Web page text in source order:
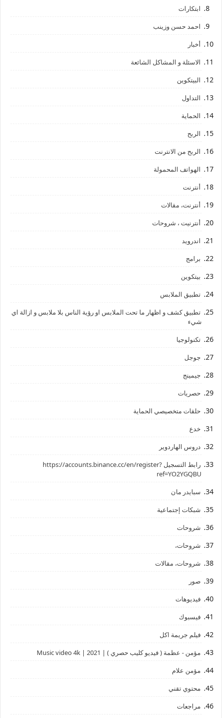
ابتكارات
احمد حسن وزينب
أخبار
الاسئلة و المشاكل الشائعة
البيتكوين
التداول
الحماية
الربح
الربح من الانترنت
الهواتف المحمولة
أنترنت
أنترنت، مقالات
أنترنيت ، شروحات
اندرويد
برامج
بيتكوين
تطبيق الملابس
تطبيق كشف و اظهار ما تحت الملابس او رؤية الناس بلا ملابس و ازالة اي
شيء
تكنولوجيا
جوجل
جيمينج
حصريات
حلقات متخصيصي الحماية
خدع
دروس الهاردوير
رابط ‏التسجيل ‏https://accounts.binance.cc/en/register?
ref=YO2YGQBU ‏
سبايدر مان
شبكات إجتماعية
شروحات
شروحات،
شروحات، مقالات
صور
فيديوهات
فيسبوك
فيلم جريمة اكل
مؤمن - عظمة ( فيديو كليب حصري ) | 2021 | Music video 4k
مؤمن علام
محتوي تقني
مراجعات